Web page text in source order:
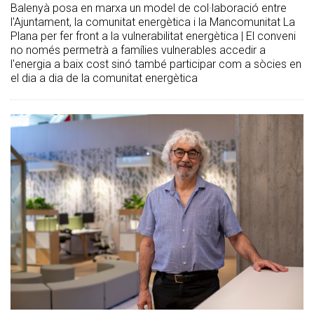
Balenyà posa en marxa un model de col·laboració entre
l'Ajuntament, la comunitat energètica i la Mancomunitat La
Plana per fer front a la vulnerabilitat energètica | El conveni
no només permetrà a famílies vulnerables accedir a
l'energia a baix cost sinó també participar com a sòcies en
el dia a dia de la comunitat energètica